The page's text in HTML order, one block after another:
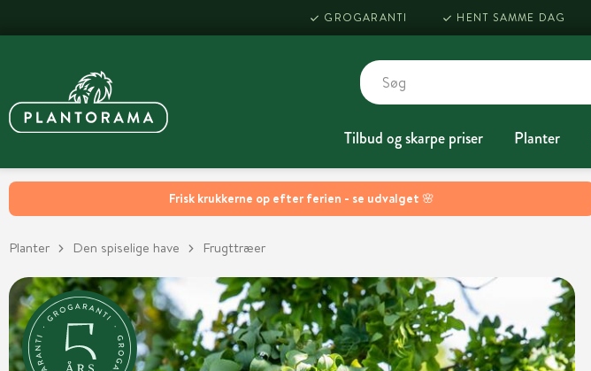
Frisk krukkerne op efter ferien - se udvalget 🌸
GROGARANTI HENT SAMME DAG
Tilbud og skarpe priser Planter
Planter Den spiselige have Frugttræer